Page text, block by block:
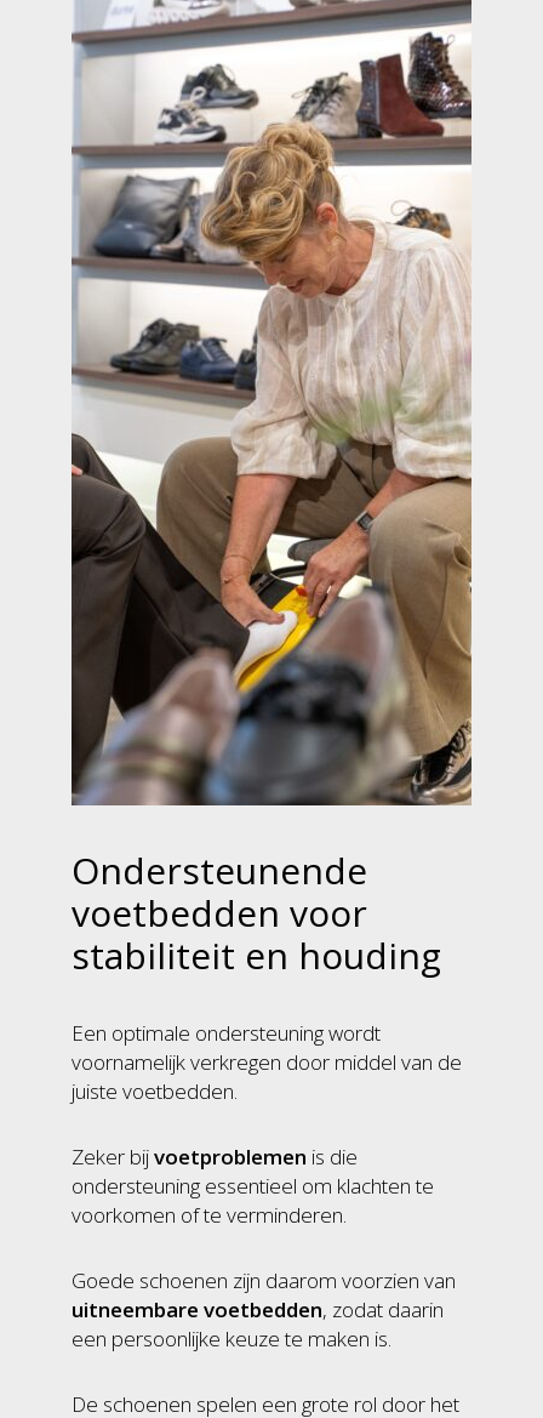
Ondersteunende
voetbedden voor
stabiliteit en houding
Een optimale ondersteuning wordt
voornamelijk verkregen door middel van de
juiste voetbedden.
Zeker bijvoetproblemen is die
ondersteuning essentieel om klachten te
voorkomen of te verminderen.
Goede schoenen zijn daarom voorzien van
uitneembare voetbedden, zodat daarin
een persoonlijke keuze te maken is.
De schoenen spelen een grote rol door het